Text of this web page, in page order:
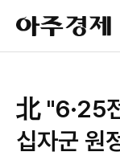
아
주
경
北 "6·25
십자군 원